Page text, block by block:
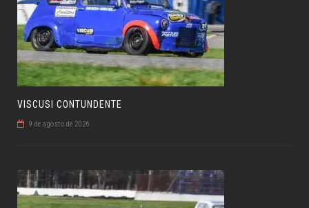
VISCUSI CONTUNDENTE
9 de agosto de 2026